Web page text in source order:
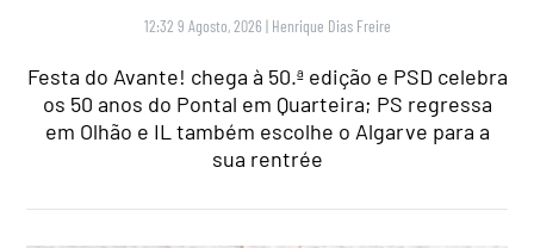
12:32 9 Agosto, 2026 | Henrique Dias Freire
Festa do Avante! chega à 50.ª edição e PSD celebra
os 50 anos do Pontal em Quarteira; PS regressa
em Olhão e IL também escolhe o Algarve para a
sua rentrée